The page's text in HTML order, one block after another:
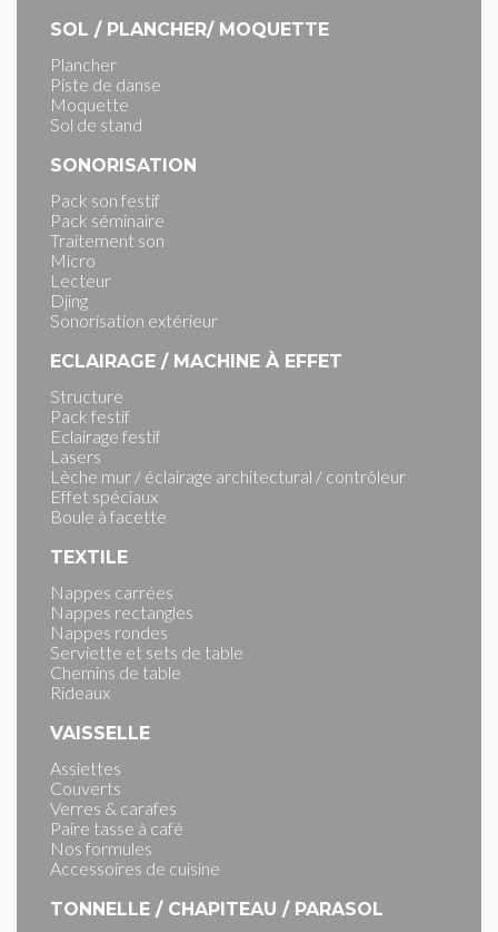
SOL / PLANCHER/ MOQUETTE
Plancher
Piste de danse
Moquette
Sol de stand
SONORISATION
Pack son festif
Pack séminaire
Traitement son
Micro
Lecteur
Djing
Sonorisation extérieur
ECLAIRAGE / MACHINE À EFFET
Structure
Pack festif
Eclairage festif
Lasers
Lèche mur / éclairage architectural / contrôleur
Effet spéciaux
Boule à facette
TEXTILE
Nappes carrées
Nappes rectangles
Nappes rondes
Serviette et sets de table
Chemins de table
Rideaux
VAISSELLE
Assiettes
Couverts
Verres & carafes
Paire tasse à café
Nos formules
Accessoires de cuisine
TONNELLE / CHAPITEAU / PARASOL